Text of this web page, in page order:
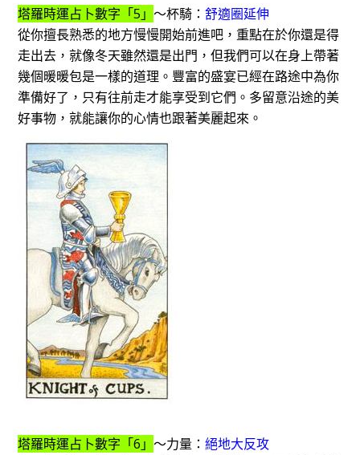
塔羅時運占卜數字「5」 ～杯騎： 舒適圈延伸
從你擅長熟悉的地方慢慢開始前進吧，重點在於你還是得
走出去，就像冬天雖然還是出門，但我們可以在身上帶著
幾個暖暖包是一樣的道理。豐富的盛宴已經在路途中為你
準備好了，只有往前走才能享受到它們。多留意沿途的美
好事物，就能讓你的心情也跟著美麗起來。
塔羅時運占卜數字「6」 ～力量： 絕地大反攻